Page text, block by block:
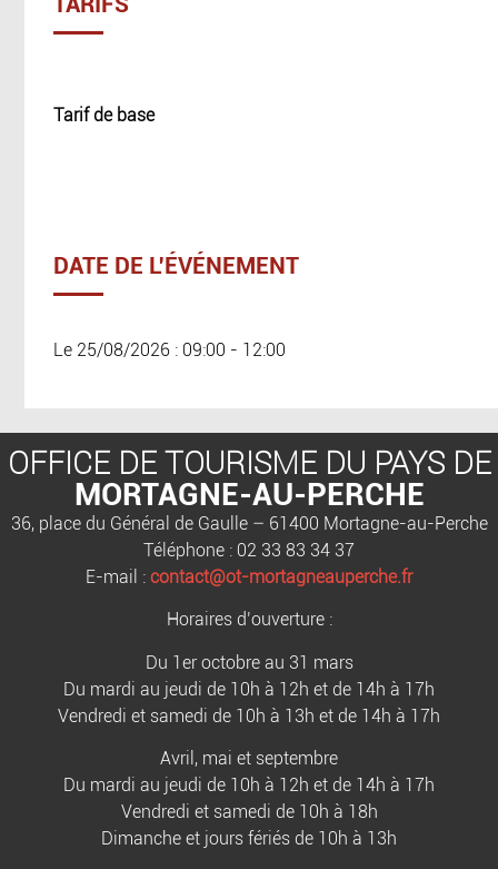
Tarif de base
DATE DE L'ÉVÉNEMENT
Le 25/08/2026 : 09:00 - 12:00
OFFICE DE TOURISME DU PAYS DE
MORTAGNE-AU-PERCHE
36, place du Général de Gaulle – 61400 Mortagne-au-Perche
Téléphone : 02 33 83 34 37
E-mail : contact@ot-mortagneauperche.fr
Horaires d’ouverture :
Du 1er octobre au 31 mars
Du mardi au jeudi de 10h à 12h et de 14h à 17h
Vendredi et samedi de 10h à 13h et de 14h à 17h
Avril, mai et septembre
Du mardi au jeudi de 10h à 12h et de 14h à 17h
Vendredi et samedi de 10h à 18h
Dimanche et jours fériés de 10h à 13h